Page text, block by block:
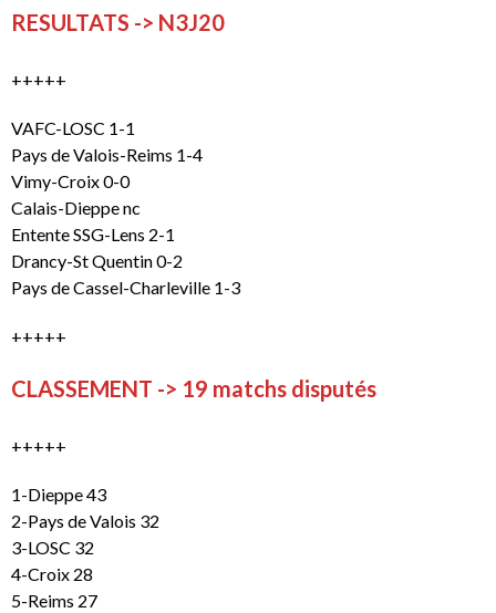
RESULTATS -> N3J20
+++++
VAFC-LOSC 1-1
Pays de Valois-Reims 1-4
Vimy-Croix 0-0
Calais-Dieppe nc
Entente SSG-Lens 2-1
Drancy-St Quentin 0-2
Pays de Cassel-Charleville 1-3
+++++
CLASSEMENT -> 19 matchs disputés
+++++
1-Dieppe 43
2-Pays de Valois 32
3-LOSC 32
4-Croix 28
5-Reims 27